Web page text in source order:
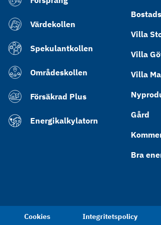
Värdekollen
Spekulantkollen
Områdeskollen
Försäkrad Plus
Energikalkylatorn
Villa
Villa
Villa
Gård
Bra
Cookies Integritetspolicy